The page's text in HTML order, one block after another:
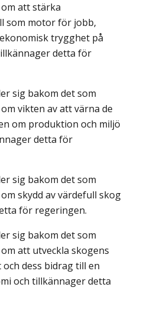
att stärka
som motor för jobb,
trygghet på
detta för
sig bakom det som
vikten av att värna de
om produktion och miljö
detta för
sig bakom det som
skydd av värdefull skog
för regeringen.
sig bakom det som
att utveckla skogens
dess bidrag till en
och tillkännager detta